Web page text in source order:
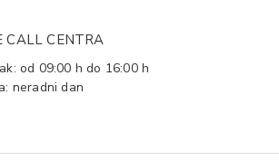
CALL CENTRA
od 09:00 h do 16:00 h
neradni dan